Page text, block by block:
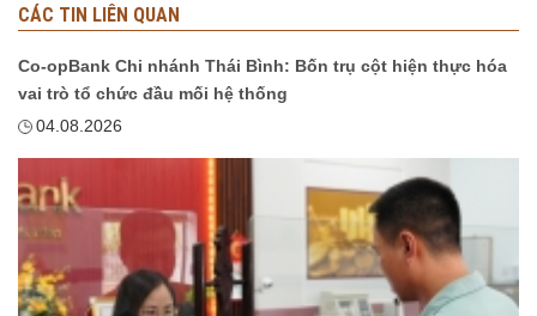
CÁC TIN LIÊN QUAN
Co-opBank Chi nhánh Thái Bình: Bốn trụ cột hiện thực hóa
vai trò tổ chức đầu mối hệ thống
04.08.2026